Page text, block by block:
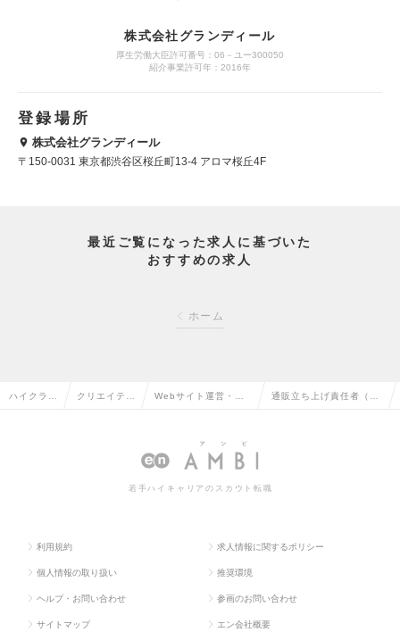
株式会社グランディール
厚生労働大臣許可番号：06－ユー300050
紹介事業許可年：2016年
登録場所
株式会社グランディール
〒150-0031 東京都渋谷区桜丘町13-4 アロマ桜丘4F
最近ご覧になった求人に基づいた
おすすめの求人
ホーム
ハイクラス クリエイティ Webサイト運営・コ 通販立ち上げ責任者（M
若手ハイキャリアのスカウト転職
利用規約 求人情報に関するポリシー
個人情報の取り扱い 推奨環境
ヘルプ・お問い合わせ 参画のお問い合わせ
サイトマップ エン会社概要